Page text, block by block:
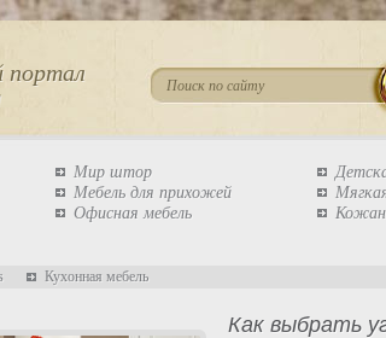
портал
Мир штор
Мебель для прихожей
Офисная мебель
Кухонная мебель
Как выбрать